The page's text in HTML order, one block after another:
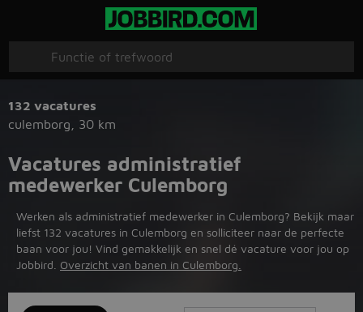
132 vacatures
culemborg
30 km
Vacatures administratief
medewerker Culemborg
Werken als administratief medewerker in Culemborg? Bekijk maar
liefst 132 vacatures in Culemborg en solliciteer naar de perfecte
baan voor jou! Vind gemakkelijk en snel dé vacature voor jou op
Jobbird. Overzicht van banen in Culemborg.